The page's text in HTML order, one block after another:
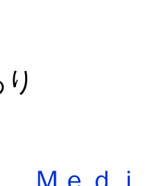
Ｍｅｄ